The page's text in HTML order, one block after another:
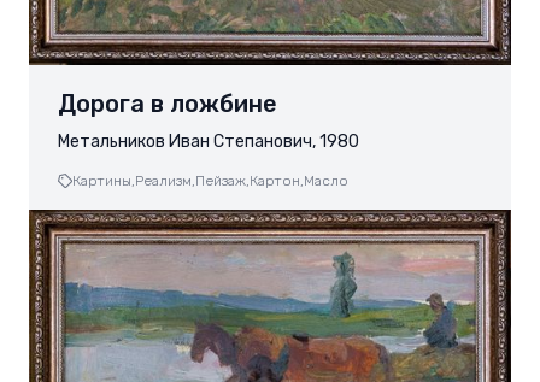
Дорога в ложбине
Метальников Иван Степанович, 1980
Картины,Реализм,Пейзаж,Картон,Масло